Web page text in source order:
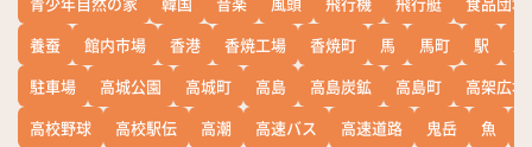
養蚕
館内市場 香港 香焼工場 香焼町 馬 馬町 駅
駐車場
高城公園 高城町 高島 高島炭鉱 高島町
高架広場
高校野球
高校駅伝 高潮 高速バス 高速道路 鬼岳 魚